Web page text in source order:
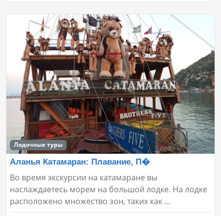
Лодочные туры
Аланья Катамаран: Плавание, П�
Во время экскурсии на катамаране вы
наслаждаетесь морем на большой лодке. На лодке
расположено множество зон, таких как ...